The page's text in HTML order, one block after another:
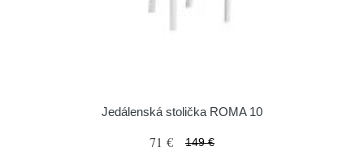
Jedálenská stolička ROMA 10
71 € 149 €